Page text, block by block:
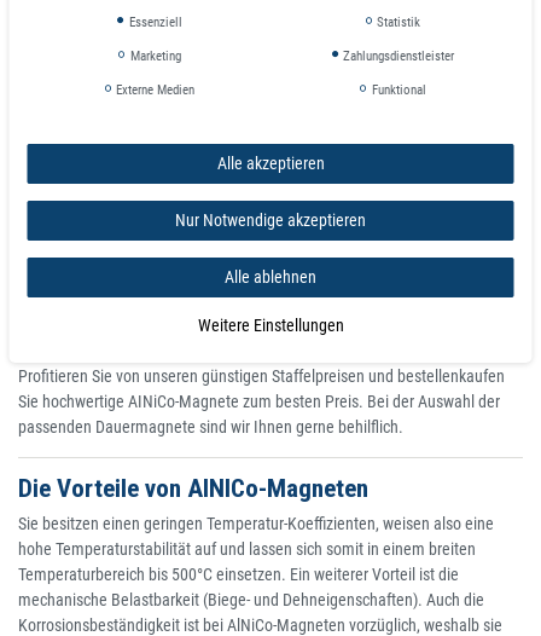
aus AlNiCo, ideal für den Einsatz in der Schule oder für Experimente im
Privatbereich geeignet. Nord- und Südpol sind farbig gekennzeichnet. Unter
Die verschiedenen Schulmagnete finden im Mathe- und Physikunterricht
Anwendung, so werden Hufeisenmagnete z. B. dazu benutzt, Einflüsse auf
stromdurchflossene Leiter im Magnetfeld aufzuzeigen. Mit Nägeln und
Büroklammern zeigt sich die magnetische Wirkung auf ferromagnetische
Gegenstände. Die Stabmagnete hingegen bilden den Kern in einer Spule
Profitieren Sie von unseren günstigen Staffelpreisen und bestellenkaufen
Sie hochwertige AINiCo-Magnete zum besten Preis. Bei der Auswahl der
passenden Dauermagnete sind wir Ihnen gerne behilflich.
Die Vorteile von AINICo-Magneten
Sie besitzen einen geringen Temperatur-Koeffizienten, weisen also eine
hohe Temperaturstabilität auf und lassen sich somit in einem breiten
Temperaturbereich bis 500°C einsetzen. Ein weiterer Vorteil ist die
mechanische Belastbarkeit (Biege- und Dehneigenschaften). Auch die
Korrosionsbeständigkeit ist bei AlNiCo-Magneten vorzüglich, weshalb sie
Essenziell Statistik
Marketing Zahlungsdienstleister
Externe Medien Funktional
Alle akzeptieren
Nur Notwendige akzeptieren
Alle ablehnen
Weitere Einstellungen